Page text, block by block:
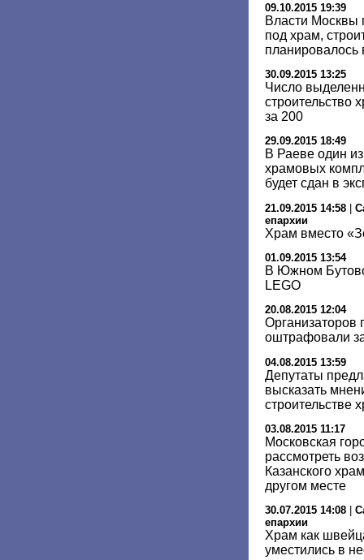
09.10.2015 19:39
Власти Москвы
под храм,
планировалось
30.09.2015 13:25
Число
строительство
за 200
29.09.2015 18:49
В Раеве один
храмовых
будет сдан в
21.09.2015 14:58 |
епархии
Храм вместо
01.09.2015 13:54
В Южном
LEGO
20.08.2015 12:04
Организаторов
оштрафовали
04.08.2015 13:59
Депутаты
высказать
строительстве
03.08.2015 11:17
Московская
рассмотреть
Казанского
другом месте
30.07.2015 14:08
епархии
Храм как
уместились в